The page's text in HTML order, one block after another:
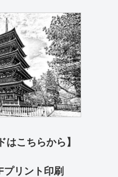
はこちらから】
プリント印刷